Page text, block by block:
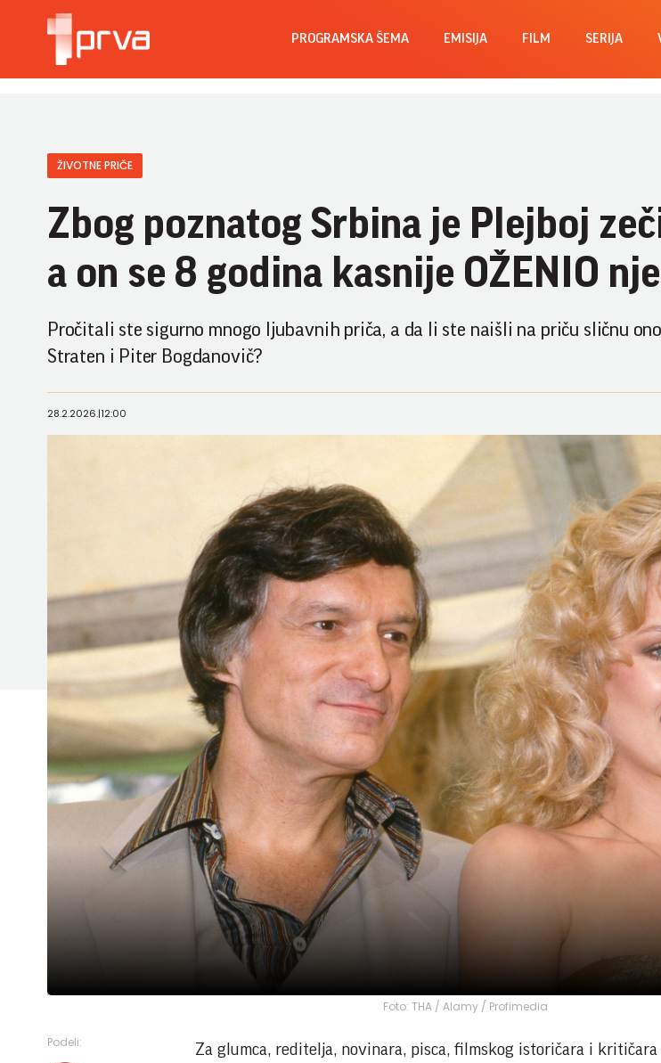
PROGRAMSKA ŠEMA EMISIJA FILM SERIJA
ŽIVOTNE PRIČE
Zbog poznatog Srbina je Plejboj
a on se 8 godina kasnije OŽENIO
Pročitali ste sigurno mnogo ljubavnih priča, a da li ste naišli na priču sličnu
Straten i Piter Bogdanovič?
Foto: THA / Alamy / Profimedia
28.2.2026.|12:00
Podeli:
Za glumca, reditelja, novinara, pisca, filmskog istoričara i kritičara